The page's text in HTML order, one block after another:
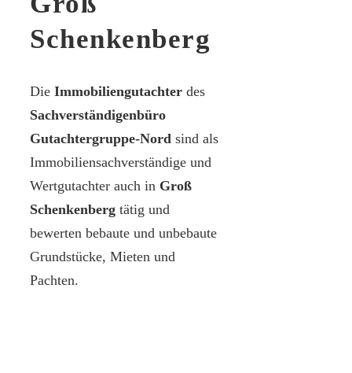
Schenkenberg
Die Immobiliengutachter des
Sachverständigenbüro
Gutachtergruppe-Nord sind als
Immobiliensachverständige und
Wertgutachter auch in Groß
Schenkenberg tätig und
bewerten bebaute und unbebaute
Grundstücke, Mieten und
Pachten.